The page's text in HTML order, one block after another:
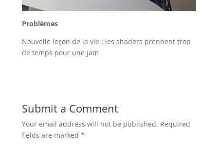
Problèmes
Nouvelle leçon de la vie : les shaders prennent trop
de temps pour une jam
Submit a Comment
Your email address will not be published. Required
fields are marked *